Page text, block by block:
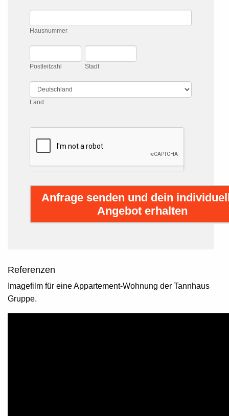
Hausnummer
Postleitzahl Stadt
Land
Land
Anfrage senden und dein
Angebot erhalten
Referenzen
Imagefilm für eine Appartement-Wohnung der Tannhaus
Gruppe.